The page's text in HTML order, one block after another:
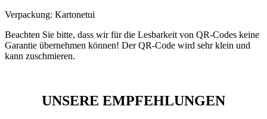
Verpackung: Kartonetui
Beachten Sie bitte, dass wir für die Lesbarkeit von QR-Codes keine
Garantie übernehmen können! Der QR-Code wird sehr klein und
kann zuschmieren.
UNSERE EMPFEHLUNGEN